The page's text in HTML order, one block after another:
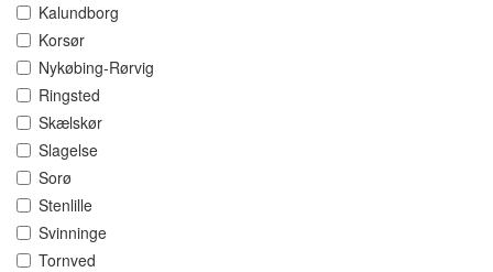
Kalundborg
Korsør
Nykøbing-Rørvig
Ringsted
Skælskør
Slagelse
Sorø
Stenlille
Svinninge
Tornved